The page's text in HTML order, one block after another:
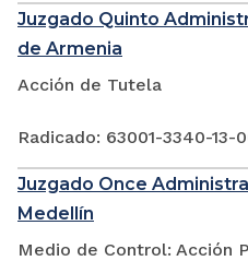
Juzgado Quinto
de Armenia
Acción de Tutela
Radicado: 63001-3340-13-
Juzgado Once
Medellín
Medio de Control: Acción